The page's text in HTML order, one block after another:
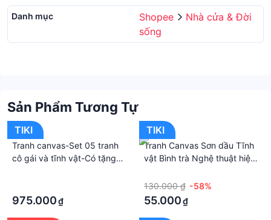
Danh mục Shopee
Nhà cửa & Đời
sống
Sản Phẩm Tương Tự
TIKI
Tranh canvas-Set 05 tranh
cô gái và tĩnh vật-Có tặng
975.000₫
TIKI
Tranh Canvas Sơn dầu Tĩnh
vật Bình trà Nghệ thuật hiện
chống ẩm, bền, đẹp, nhiều
kích thước. Phù hợp nhiều
không gian sang trọng.
130.000 ₫ -58%
55.000₫